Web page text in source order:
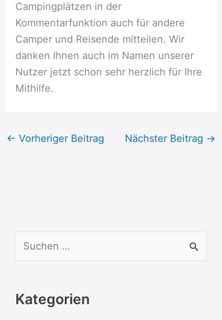
Campingplätzen in der
Kommentarfunktion auch für andere
Camper und Reisende mitteilen. Wir
danken Ihnen auch im Namen unserer
Nutzer jetzt schon sehr herzlich für Ihre
Mithilfe.
← Vorheriger Beitrag Nächster Beitrag →
u
h
Kategorien